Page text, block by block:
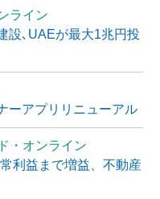
ライン
設､UAEが最大1兆円投
ーアプリリニューアル
・オンライン
利益まで増益、不動産